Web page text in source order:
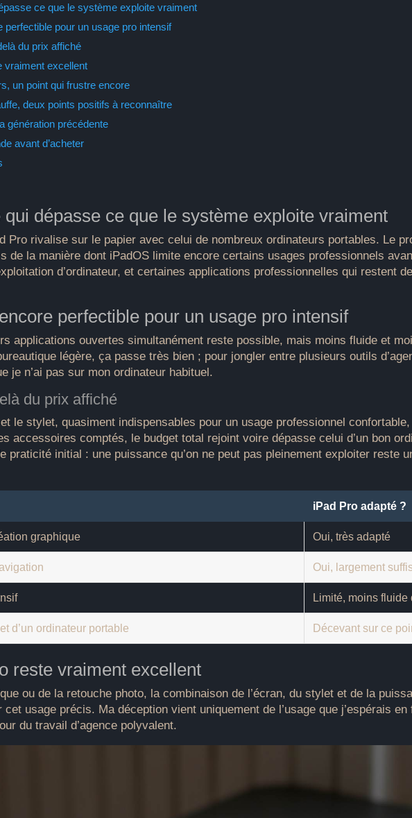
ce que le système exploite vraiment
perfectible pour un usage pro intensif
du prix affiché
vraiment excellent
un point qui frustre encore
deux points positifs à reconnaître
génération précédente
avant d’acheter
qui dépasse ce que le système exploite vraiment
Pro rivalise sur le papier avec celui de nombreux ordinateurs portables. Le
de la manière dont iPadOS limite encore certains usages professionnels
d’ordinateur, et certaines applications professionnelles qui restent
perfectible pour un usage pro intensif
applications ouvertes simultanément reste possible, mais moins fluide et
légère, ça passe très bien ; pour jongler entre plusieurs outils
je n’ai pas sur mon ordinateur habituel.
du prix affiché
le stylet, quasiment indispensables pour un usage professionnel
accessoires comptés, le budget total rejoint voire dépasse celui d’un bon
praticité initial : une puissance qu’on ne peut pas pleinement exploiter reste
iPad Pro adapté ?
graphique Oui, très adapté
Oui, largement
Limité, moins fluide
d’un ordinateur portable Décevant sur ce
reste vraiment excellent
ou de la retouche photo, la combinaison de l’écran, du stylet et de la
usage précis. Ma déception vient uniquement de l’usage que j’espérais
du travail d’agence polyvalent.